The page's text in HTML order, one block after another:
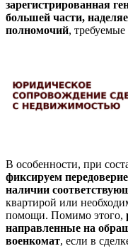
зарегистрированная
большей части,
полномочий,
В особенности, при
фиксируем
наличии
квартирой или
помощи. Помимо этого,
направленные на
военкомат, если в